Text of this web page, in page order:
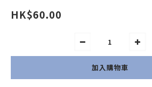
HK$60.00
加入購物車